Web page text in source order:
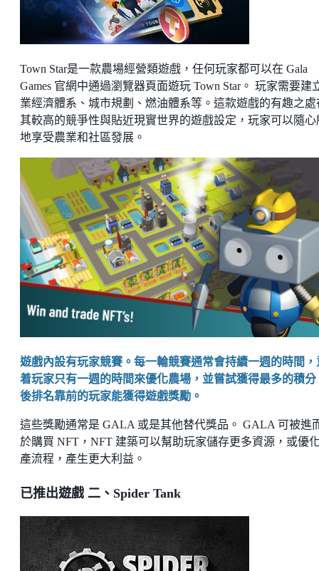
Town Star是一款農場經營類遊戲，任何玩家都可以在 Gala
Games 官網中通過瀏覽器頁面遊玩 Town Star。 玩家需要建
業經濟體系、城市規劃、燃油體系等。這款遊戲的有趣之處
其較高的競爭性與貼近現實世界的遊戲設定，玩家可以隨心
地享受農業和社區發展。
遊戲內設有玩家競賽。每一輪競賽通常會持續一週的時間，
着玩家只有一週的時間來優化農場，並嘗試獲得最多的積分
後排名靠前的玩家能獲得遊戲獎勵。
這些獎勵通常是 GALA 或是其他替代獎品。 GALA 可被進
於購買 NFT，NFT 建築可以幫助玩家儲存更多資源，或優
產流程，產生更大利益。
已推出遊戲 二、Spider Tank